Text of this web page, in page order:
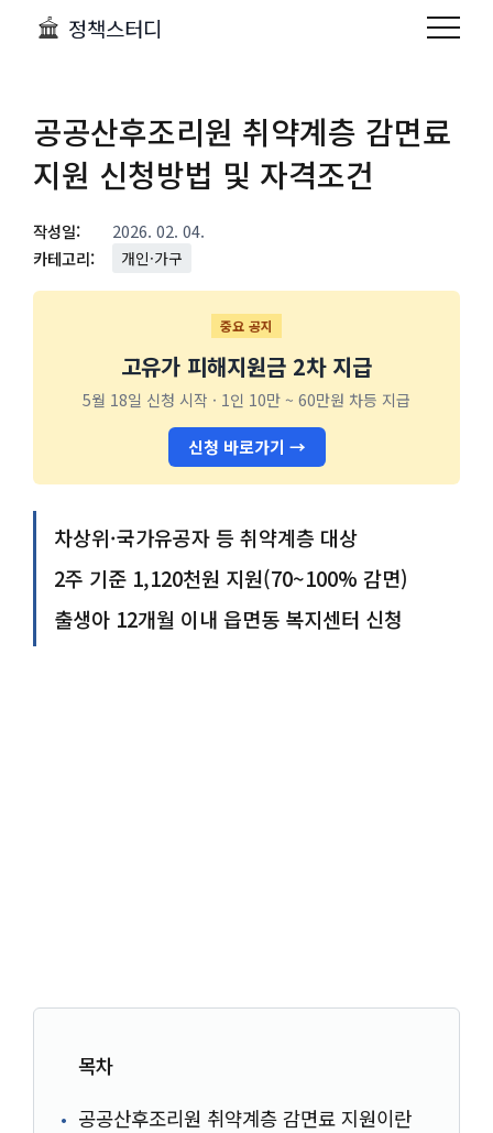
정책스터디
공공산후조리원 취약계층 감면료
지원 신청방법 및 자격조건
작성일:
2026. 02. 04.
카테고리:
개인·가구
중요 공지
고유가 피해지원금 2차 지급
5월 18일 신청 시작 · 1인 10만 ~ 60만원 차등 지급
신청 바로가기 →
차상위·국가유공자 등 취약계층 대상
2주 기준 1,120천원 지원(70~100% 감면)
출생아 12개월 이내 읍면동 복지센터 신청
목차
공공산후조리원 취약계층 감면료 지원이란